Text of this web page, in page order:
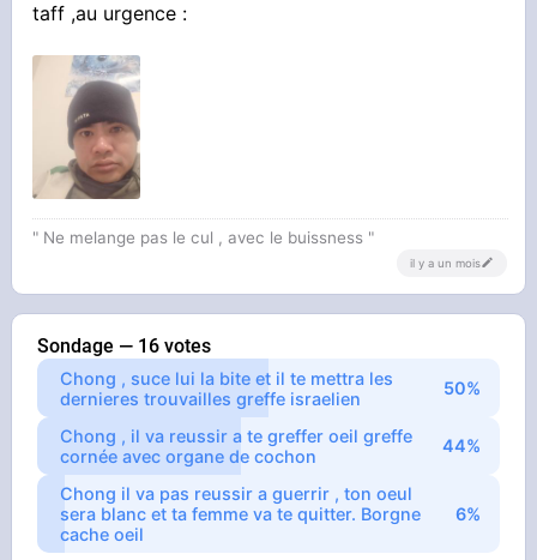
taff ,au urgence :
" Ne melange pas le cul , avec le buissness "
il y a un mois
Sondage — 16 votes
Chong , suce lui la bite et il te mettra les
dernieres trouvailles greffe israelien
Chong , il va reussir a te greffer oeil greffe
cornée avec organe de cochon
Chong il va pas reussir a guerrir , ton oeul
sera blanc et ta femme va te quitter. Borgne
cache oeil